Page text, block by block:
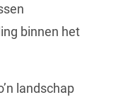
binnen het
landschap